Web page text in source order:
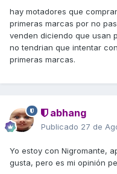
hay motadores que
primeras marcas por no
venden diciendo que usan
no tendrian que intentar
primeras marcas.
abhang
Publicado 27 de
Yo estoy con Nigromante,
gusta, pero es mi opinión